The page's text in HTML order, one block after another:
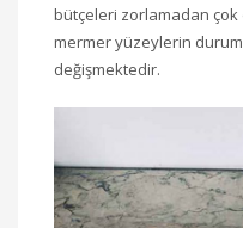
bütçeleri zorlamadan çok
mermer yüzeylerin
değişmektedir.